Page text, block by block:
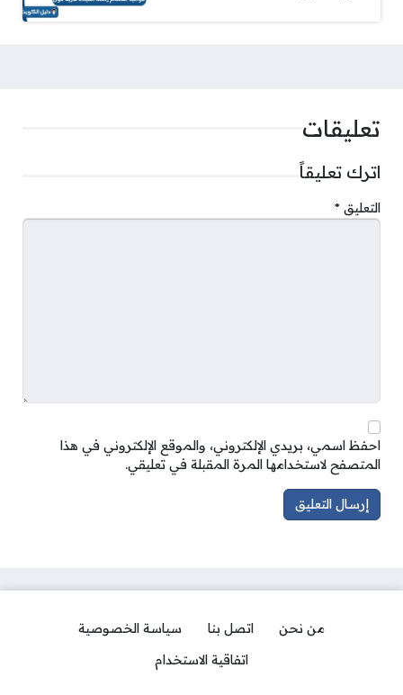
تعليقات
اترك تعليقاً
التعليق *
احفظ اسمي، بريدي الإلكتروني، والموقع الإلكتروني في هذا
المتصفح لاستخدامها المرة المقبلة في تعليقي.
من نحن اتصل بنا
سياسة الخصوصية
اتفاقية الاستخدام